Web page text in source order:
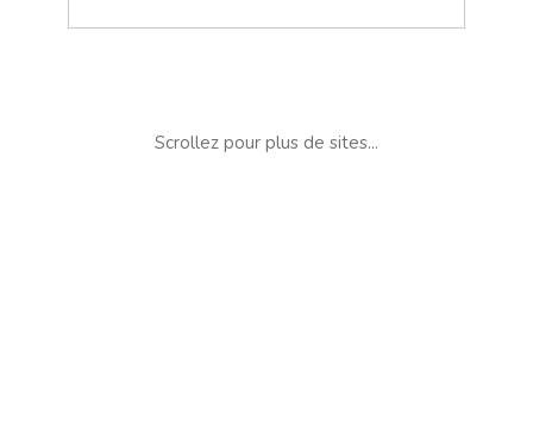
Scrollez pour plus de sites...